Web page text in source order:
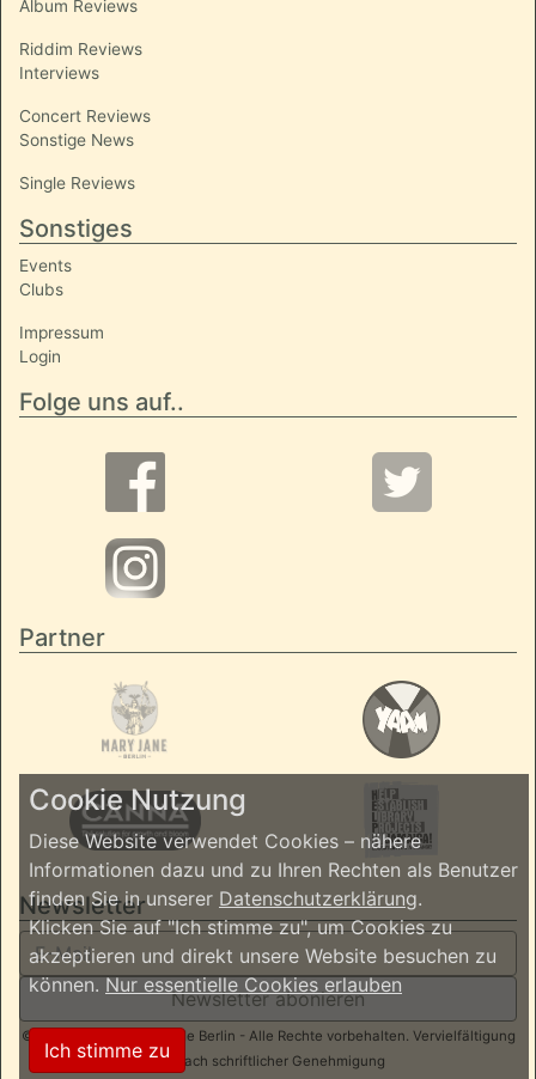
Album Reviews
Riddim Reviews
Interviews
Concert Reviews
Sonstige News
Single Reviews
Sonstiges
Events
Clubs
Impressum
Login
Folge uns auf..
Partner
Newsletter
Newsletter abonieren
© 2026 ReggaeInBerlin.de Berlin - Alle Rechte vorbehalten. Vervielfältigung
nur nach schriftlicher Genehmigung
Cookie Nutzung
Diese Website verwendet Cookies – nähere
Informationen dazu und zu Ihren Rechten als Benutzer
finden Sie in unserer Datenschutzerklärung.
Klicken Sie auf "Ich stimme zu", um Cookies zu
akzeptieren und direkt unsere Website besuchen zu
können.Nur essentielle Cookies erlauben
Ich stimme zu